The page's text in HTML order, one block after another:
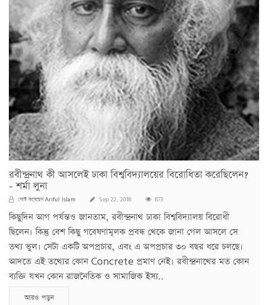
রবীন্দ্রনাথ কী আসলেই ঢাকা বিশ্ববিদ্যালয়ের বিরোধিতা করেছিলেন?
- শর্মা লুনা
পোস্ট করেছেনAriful Islam Sep 22, 2018 873
কিছুদিন আগ পর্যন্তও জানতাম, রবীন্দ্রনাথ ঢাকা বিশ্ববিদ্যালয় বিরোধী
ছিলেন। কিন্তু বেশ কিছু গবেষণামূলক প্রবন্ধ থেকে জানা গেল আসলে সে
তথ্য ভুল। সেটা একটি অপপ্রচার, এবং এ অপপ্রচার ৩০ বছর ধরে চলছে।
আদতে এই তথ্যের কোন Concrete প্রমাণ নেই। রবীন্দ্রনাথের মত কোন
ব্যক্তি যখন কোন রাজনৈতিক ও সামাজিক ইস্য..
আরও পড়ুন